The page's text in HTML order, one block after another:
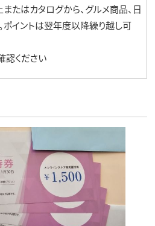
たはカタログから、グルメ商品、日
ポイントは翌年度以降繰り越し可
認ください